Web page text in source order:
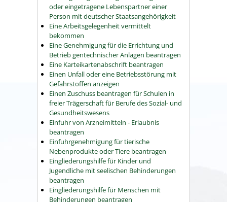
oder eingetragene Lebenspartner einer
Person mit deutscher Staatsangehörigkeit
Eine Arbeitsgelegenheit vermittelt
bekommen
Eine Genehmigung für die Errichtung und
Betrieb gentechnischer Anlagen beantragen
Eine Karteikartenabschrift beantragen
Einen Unfall oder eine Betriebsstörung mit
Gefahrstoffen anzeigen
Einen Zuschuss beantragen für Schulen in
freier Trägerschaft für Berufe des Sozial- und
Gesundheitswesens
Einfuhr von Arzneimitteln - Erlaubnis
beantragen
Einfuhrgenehmigung für tierische
Nebenprodukte oder Tiere beantragen
Eingliederungshilfe für Kinder und
Jugendliche mit seelischen Behinderungen
beantragen
Eingliederungshilfe für Menschen mit
Behinderungen beantragen